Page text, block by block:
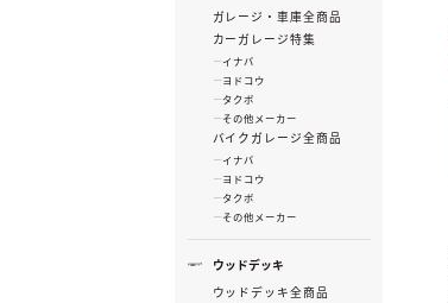
ガレージ・車庫全商品
カーガレージ特集
イナバ
ヨドコウ
タクボ
その他メーカー
バイクガレージ全商品
イナバ
ヨドコウ
タクボ
その他メーカー
ウッドデッキ
ウッドデッキ全商品